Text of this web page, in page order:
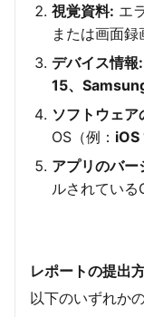
視覚資料: エ
または画面録
デバイス情報:
15、
ソフトウェ
OS（例：
アプリのバー
ルされている
レポートの提出
以下のいずれか